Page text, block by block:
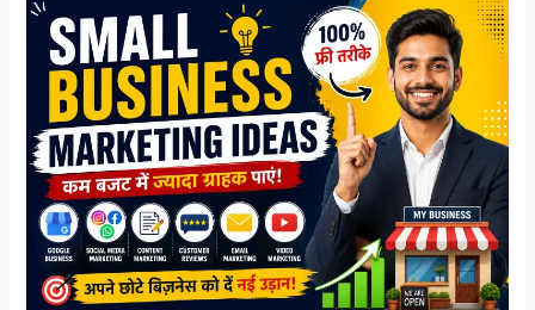
Kaise
Kare?
जानकारी
हिंदी
में